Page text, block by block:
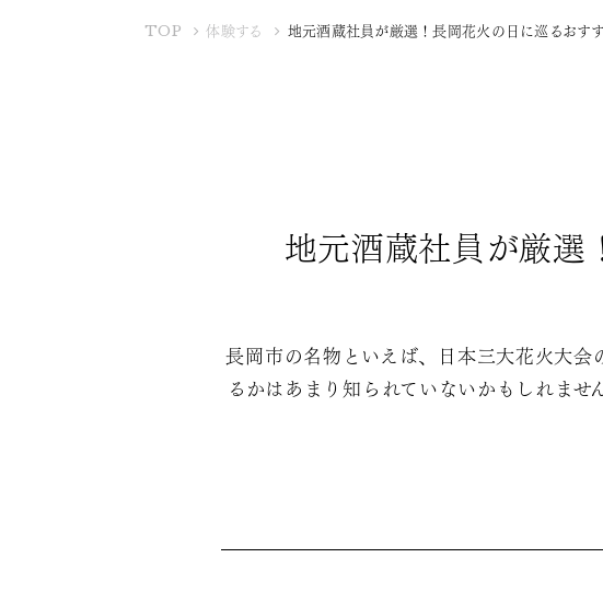
TOPK
体験する 地元酒蔵社員が厳選！長岡花火の日に巡るおす
地元酒蔵社員が厳選
長岡市の名物といえば、日本三大花火大会
るかはあまり知られていないかもしれま